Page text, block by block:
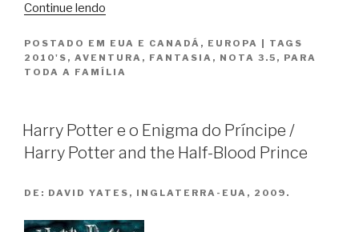
Continue lendo
e
as
Partes
e
2”
POSTADO EM EUA E CANADÁ , EUROPA | TAGS
2010'S , AVENTURA , FANTASIA , NOTA 3.5 , PARA
TODA A FAMÍLIA
Harry Potter e o Enigma do Príncipe /
Harry Potter and the Half-Blood Prince
DE: DAVID YATES, INGLATERRA-EUA, 2009.